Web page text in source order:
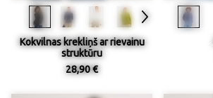
Kokvilnas krekliņš ar rievainu
struktūru
28,90 €